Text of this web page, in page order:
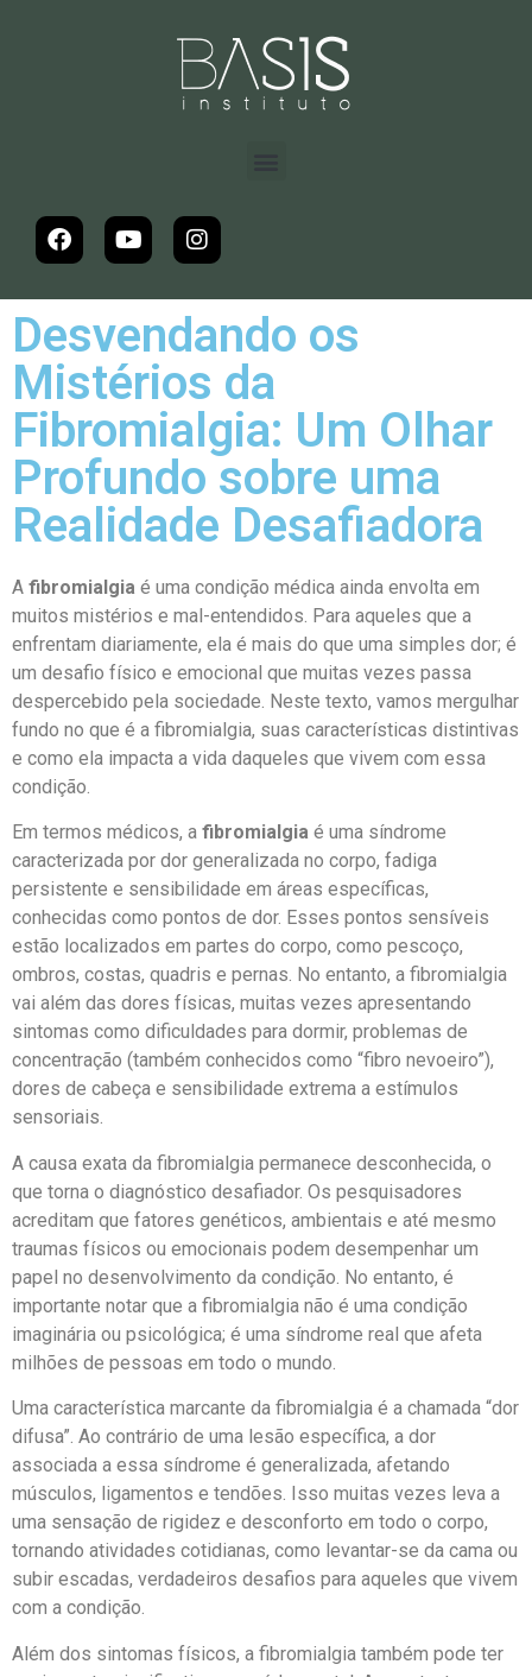
Desvendando os
Mistérios da
Fibromialgia: Um Olhar
Profundo sobre uma
Realidade Desafiadora
A fibromialgia é uma condição médica ainda envolta em
muitos mistérios e mal-entendidos. Para aqueles que a
enfrentam diariamente, ela é mais do que uma simples dor; é
um desafio físico e emocional que muitas vezes passa
despercebido pela sociedade. Neste texto, vamos mergulhar
fundo no que é a fibromialgia, suas características distintivas
e como ela impacta a vida daqueles que vivem com essa
condição.
Em termos médicos, a fibromialgia é uma síndrome
caracterizada por dor generalizada no corpo, fadiga
persistente e sensibilidade em áreas específicas,
conhecidas como pontos de dor. Esses pontos sensíveis
estão localizados em partes do corpo, como pescoço,
ombros, costas, quadris e pernas. No entanto, a fibromialgia
vai além das dores físicas, muitas vezes apresentando
sintomas como dificuldades para dormir, problemas de
concentração (também conhecidos como “fibro nevoeiro”),
dores de cabeça e sensibilidade extrema a estímulos
sensoriais.
A causa exata da fibromialgia permanece desconhecida, o
que torna o diagnóstico desafiador. Os pesquisadores
acreditam que fatores genéticos, ambientais e até mesmo
traumas físicos ou emocionais podem desempenhar um
papel no desenvolvimento da condição. No entanto, é
importante notar que a fibromialgia não é uma condição
imaginária ou psicológica; é uma síndrome real que afeta
milhões de pessoas em todo o mundo.
Uma característica marcante da fibromialgia é a chamada “dor
difusa”. Ao contrário de uma lesão específica, a dor
associada a essa síndrome é generalizada, afetando
músculos, ligamentos e tendões. Isso muitas vezes leva a
uma sensação de rigidez e desconforto em todo o corpo,
tornando atividades cotidianas, como levantar-se da cama ou
subir escadas, verdadeiros desafios para aqueles que vivem
com a condição.
Além dos sintomas físicos, a fibromialgia também pode ter